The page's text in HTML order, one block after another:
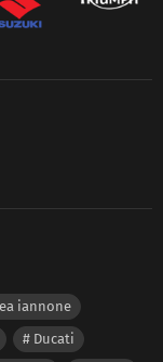
iannone
Ducati